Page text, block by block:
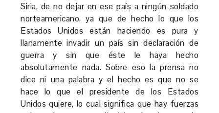
Siria, de no dejar en ese país a ningún soldado
norteamericano, ya que de hecho lo que los
Estados Unidos están haciendo es pura y
llanamente invadir un país sin declaración de
guerra y sin que éste le haya hecho
absolutamente nada. Sobre eso la prensa no
dice ni una palabra y el hecho es que no se
hace lo que el presidente de los Estados
Unidos quiere, lo cual significa que hay fuerzas